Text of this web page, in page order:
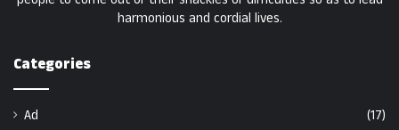
harmonious and cordial lives.
Categories
Ad
(17)